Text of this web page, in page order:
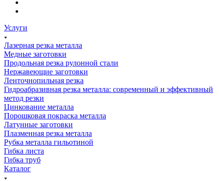
Услуги
Лазерная резка металла
Медные заготовки
Продольная резка рулонной стали
Нержавеющие заготовки
Ленточнопильная резка
Гидроабразивная резка металла: современный и эффективный
метод резки
Цинкование металла
Порошковая покраска металла
Латунные заготовки
Плазменная резка металла
Рубка металла гильотиной
Гибка листа
Гибка труб
Каталог